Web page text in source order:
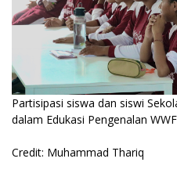
Partisipasi siswa dan siswi
dalam Edukasi Pengenalan
Credit: Muhammad Thariq